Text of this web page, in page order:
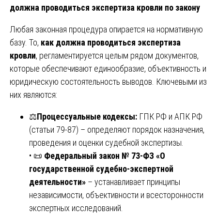
должна проводиться экспертиза кровли по закону
Любая законная процедура опирается на нормативную
базу. То, как должна проводиться экспертиза
кровли, регламентируется целым рядом документов,
которые обеспечивают единообразие, объективность и
юридическую состоятельность выводов. Ключевыми из
них являются:
⚖️Процессуальные кодексы: ГПК РФ и АПК РФ
(статьи 79-87) – определяют порядок назначения,
проведения и оценки судебной экспертизы.
• 📜 Федеральный закон № 73-ФЗ «О
государственной судебно-экспертной
деятельности» – устанавливает принципы
независимости, объективности и всесторонности
экспертных исследований.